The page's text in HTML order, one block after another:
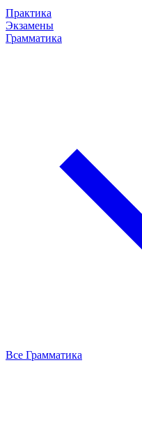
Практика
Экзамены
Грамматика
Все Грамматика